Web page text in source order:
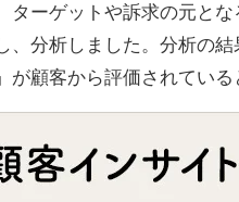
ターゲットや訴求の元と
、分析しました。分析の
が顧客から評価されてい